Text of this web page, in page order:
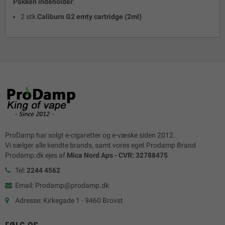
2 stk Caliburn G2 emty cartridge (2ml)
ProDamp har solgt e-cigaretter og e-væske siden 2012.
Vi sælger alle kendte brands, samt vores eget Prodamp Brand
Prodamp.dk ejes af Mica Nord Aps - CVR: 32788475
Tel:2244 4562
Email: Prodamp@prodamp.dk
Adresse: Kirkegade 1 - 9460 Brovst